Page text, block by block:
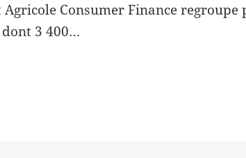
Consumer Finance regroupe
3 400…